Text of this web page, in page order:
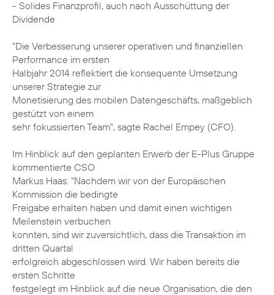
- Solides Finanzprofil, auch nach Ausschüttung der
Dividende
"Die Verbesserung unserer operativen und finanziellen
Performance im ersten
Halbjahr 2014 reflektiert die konsequente Umsetzung
unserer Strategie zur
Monetisierung des mobilen Datengeschäfts, maßgeblich
gestützt von einem
sehr fokussierten Team", sagte Rachel Empey (CFO).
Im Hinblick auf den geplanten Erwerb der E-Plus Gruppe
kommentierte CSO
Markus Haas: "Nachdem wir von der Europäischen
Kommission die bedingte
Freigabe erhalten haben und damit einen wichtigen
Meilenstein verbuchen
konnten, sind wir zuversichtlich, dass die Transaktion im
dritten Quartal
erfolgreich abgeschlossen wird. Wir haben bereits die
ersten Schritte
festgelegt im Hinblick auf die neue Organisation, die den